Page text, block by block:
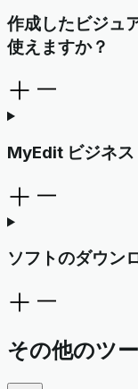
作成したビジュ
使えますか？
MyEdit ビジネス
ソフトのダウン
その他のツ